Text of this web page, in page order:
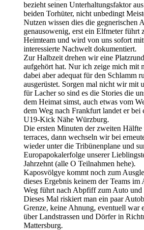
bezieht seinen Unterhaltungsfaktor
beiden Torhüter, nicht unbedingt
Nutzen wissen dies die gegnerischen
genausowenig, erst ein Elfmeter führt
Heimteam und wird von uns sofort
interessierte Nachwelt dokumentiert.
Zur Halbzeit drehen wir eine
aufgehört hat. Nur ich zeige mich mit
dabei aber adequat für den Schlamm
ausgerüstet. Sorgen mal nicht wir mit
für Lacher so sind es die Stories die
dem Heimat simst, auch etwas vom
dem Weg nach Frankfurt landet er bei
U19-Kick Nähe Würzburg.
Die ersten Minuten der zweiten
terraces, dann wechseln wir bei
wieder unter die Tribünenplane und
Europapokalerfolge unserer
Jahrzehnt (alle O Teilnahmen hehe).
Kaposvölgye kommt noch zum
dieses Ergebnis keinem der Teams
Weg führt nach Abpfiff zum Auto und
Dieses Mal riskiert man ein paar
Grenze, keine Ahnung, eventuell war
über Landstrassen und Dörfer in
Mattersburg.